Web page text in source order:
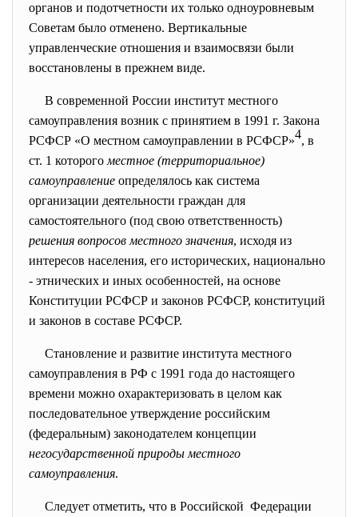
органов и подотчетности их только одноуровневым
Советам было отменено. Вертикальные
управленческие отношения и взаимосвязи были
восстановлены в прежнем виде.
В современной России институт местного
самоуправления возник с принятием в 1991 г. Закона
РСФСР «О местном самоуправлении в РСФСР»4, в
ст. 1 которого местное (территориальное)
самоуправление определялось как система
организации деятельности граждан для
самостоятельного (под свою ответственность)
решения вопросов местного значения, исходя из
интересов населения, его исторических, национально
- этнических и иных особенностей, на основе
Конституции РСФСР и законов РСФСР, конституций
и законов в составе РСФСР.
Становление и развитие института местного
самоуправления в РФ с 1991 года до настоящего
времени можно охарактеризовать в целом как
последовательное утверждение российским
(федеральным) законодателем концепции
негосударственной природы местного
самоуправления.
Следует отметить, что в Российской Федерации